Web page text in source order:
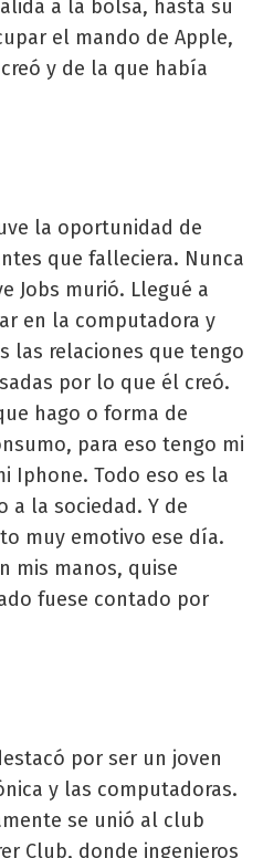
a la bolsa, hasta su
el mando de Apple,
y de la que había
la oportunidad de
que falleciera. Nunca
Jobs murió. Llegué a
en la computadora y
las relaciones que tengo
por lo que él creó.
hago o forma de
para eso tengo mi
Iphone. Todo eso es la
a la sociedad. Y de
muy emotivo ese día.
mis manos, quise
fuese contado por
por ser un joven
y las computadoras.
se unió al club
Club, donde ingenieros